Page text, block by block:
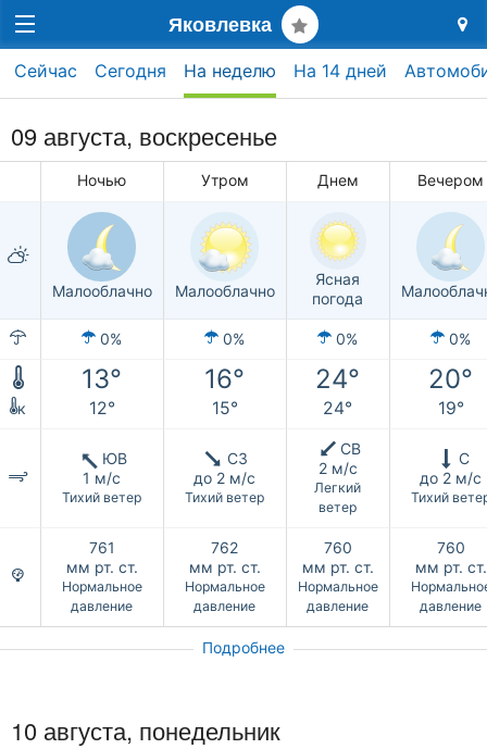
Яковлевка
Сейчас Сегодня На неделю На 14 дней
09 августа, воскресенье
Ночью Утром Днем Вечером
Малооблачно Малооблачно
Ясная
погода
0% 0% 0% 0%
13° 16° 24° 20°
к 12° 15° 24° 19°
ЮВ
1 м/с
Тихий ветер
СЗ
до 2 м/с
Тихий ветер
СВ
2 м/с
Легкий
ветер
С
до 2 м/с
Тихий
761
мм рт. ст.
Нормальное
давление
762
мм рт. ст.
Нормальное
давление
760
мм рт. ст.
Нормальное
давление
760
мм рт. ст.
давление
Подробнее
10 августа, понедельник